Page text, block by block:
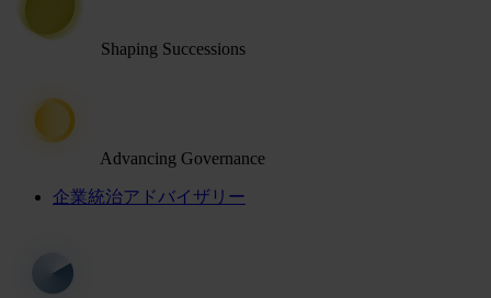
Shaping Successions
Advancing Governance
企業統治アドバイザリー